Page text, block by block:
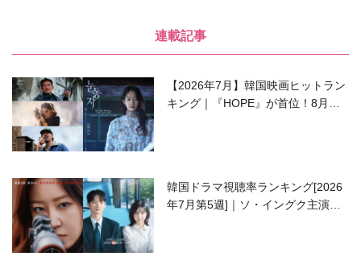
連載記事
【2026年7月】韓国映画ヒットラン
キング｜『HOPE』が首位！8月公
韓国ドラマ視聴率ランキング[2026
年7月第5週]｜ソ・イングク主演の